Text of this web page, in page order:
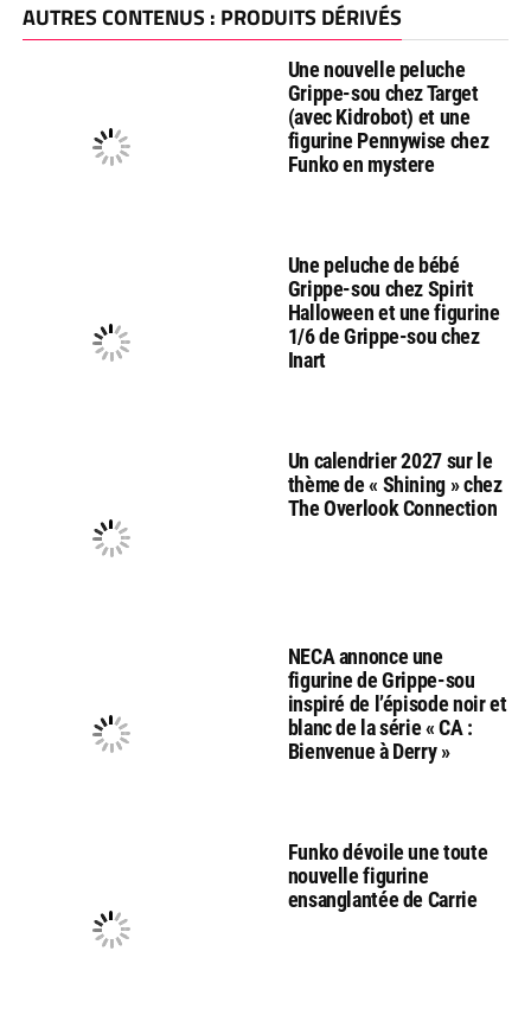
AUTRES CONTENUS : PRODUITS DÉRIVÉS
Une nouvelle peluche
Grippe-sou chez Target
(avec Kidrobot) et une
figurine Pennywise chez
Funko en mystere
Une peluche de bébé
Grippe-sou chez Spirit
Halloween et une figurine
1/6 de Grippe-sou chez
Inart
Un calendrier 2027 sur le
thème de « Shining » chez
The Overlook Connection
NECA annonce une
figurine de Grippe-sou
inspiré de l’épisode noir et
blanc de la série « CA :
Bienvenue à Derry »
Funko dévoile une toute
nouvelle figurine
ensanglantée de Carrie